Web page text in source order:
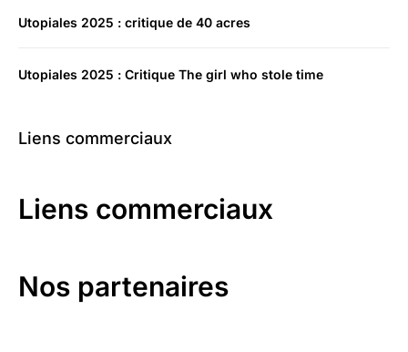
Utopiales 2025 : critique de 40 acres
Utopiales 2025 : Critique The girl who stole time
Liens commerciaux
Liens commerciaux
Nos partenaires